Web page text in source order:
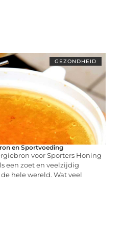
GEZONDHEID
en Sportvoeding
voor Sporters Honing
een zoet en veelzijdig
hele wereld. Wat veel